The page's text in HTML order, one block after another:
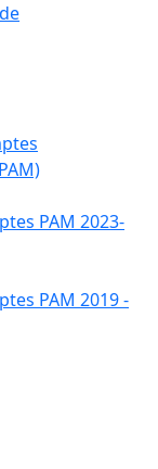
PAM 2023-
PAM 2019 -